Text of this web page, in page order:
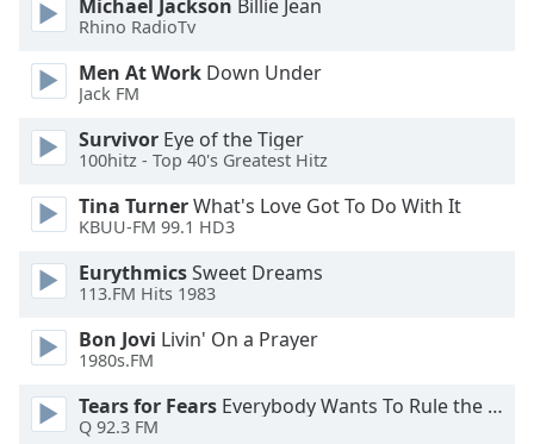
dialog
window.
Escape
cancel
and
close
Text
Color
Opacity
Michael Jackson Billie Jean
Rhino RadioTv
Men At Work Down Under
Jack FM
Survivor Eye of the Tiger
100hitz - Top 40's Greatest Hitz
Tina TurnerWhat's Love Got To Do With It
KBUU-FM 99.1 HD3
EurythmicsSweet Dreams
113.FM Hits 1983
Bon Jovi Livin' On a Prayer
1980s.FM
Tears for Fears Everybody Wants To Rule the World
Q 92.3 FM